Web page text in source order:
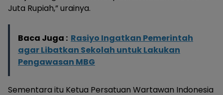
Juta Rupiah,” urainya.
Baca Juga : Rasiyo Ingatkan Pemerintah
agar Libatkan Sekolah untuk Lakukan
Pengawasan MBG
Sementara itu Ketua Persatuan Wartawan Indonesia